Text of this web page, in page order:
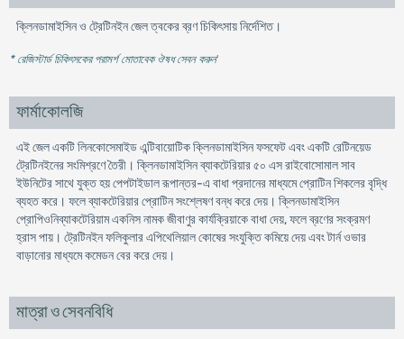
ক্লিনডামাইসিন ও ট্রেটিনইন জেল ত্বকের ব্রণ চিকিৎসায় নির্দেশিত।
* রেজিস্টার্ড চিকিৎসকের পরামর্শ মোতাবেক ঔষধ সেবন করুন'
ফার্মাকোলজি
এই জেল একটি লিনকোসেমাইড এন্টিবায়োটিক ক্লিনডামাইসিন ফসফেট এবং একটি রেটিনয়েড
ট্রেটিনইনের সংমিশ্রণে তৈরী। ক্লিনডামাইসিন ব্যাকটেরিয়ার ৫০ এস রাইবোসোমাল সাব
ইউনিটের সাথে যুক্ত হয় পেপটাইডাল রূপান্তর-এ বাধা প্রদানের মাধ্যমে প্রোটিন শিকলের বৃদ্ধি
ব্যহত করে। ফলে ব্যাকটেরিয়ার প্রোটিন সংশ্লেষণ বন্ধ করে দেয়। ক্লিনডামাইসিন
প্রোপিওনিব্যাকটেরিয়াম একনিস নামক জীবাণুর কার্যক্রিয়াকে বাধা দেয়, ফলে ব্রণের সংক্রমণ
হ্রাস পায়। ট্রেটিনইন ফলিকুলার এপিথেলিয়াল কোষের সংযুক্তি কমিয়ে দেয় এবং টার্ন ওভার
বাড়ানোর মাধ্যমে কমেডন বের করে দেয়।
মাত্রা ও সেবনবিধি